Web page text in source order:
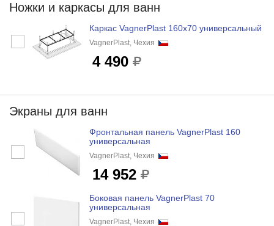
Ножки и каркасы для ванн
Каркас VagnerPlast 160x70 универсальный
VagnerPlast, Чехия
4 490
Экраны для ванн
Фронтальная панель VagnerPlast 160
универсальная
VagnerPlast, Чехия
14 952
Боковая панель VagnerPlast 70
универсальная
VagnerPlast, Чехия